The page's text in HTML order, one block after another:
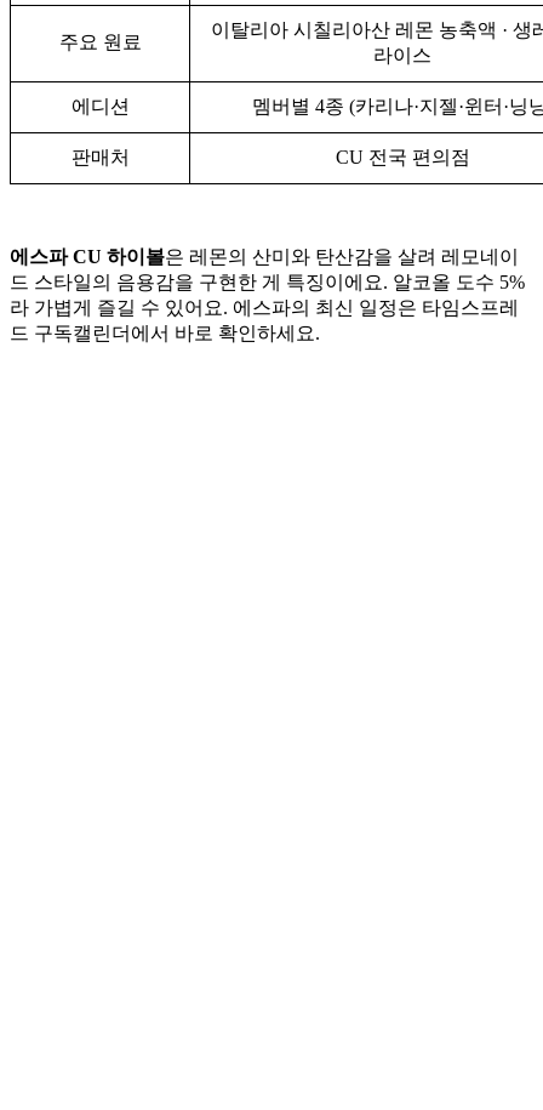
주요 원료
이탈리아 시칠리아산 레몬 농축액 · 생
라이스
에디션 멤버별 4종 (카리나·지젤·윈터·닝
판매처 CU 전국 편의점
에스파 CU 하이볼은 레몬의 산미와 탄산감을 살려 레모네이
드 스타일의 음용감을 구현한 게 특징이에요. 알코올 도수 5%
라 가볍게 즐길 수 있어요. 에스파의 최신 일정은 타임스프레
드 구독캘린더에서 바로 확인하세요.